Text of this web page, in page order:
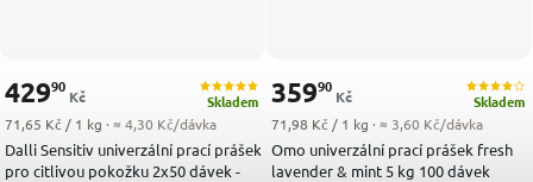
Dalli Sensitiv univerzální prací prášek
pro citlivou pokožku 2x50 dávek -
Skladem
42990
Kč
Měrná cena:
71,65 Kč / 1 kg · ≈ 4,30 Kč/dávka
Omo univerzální prací prášek fresh
lavender & mint 5 kg 100 dávek
Skladem
35990
Kč
Měrná cena:
71,98 Kč / 1 kg · ≈ 3,60 Kč/dávka